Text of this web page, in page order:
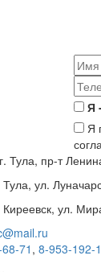
Я
Я
г. Тула, пр-т
Тула, ул.
Киреевск, ул.
71 , 8-953-192-